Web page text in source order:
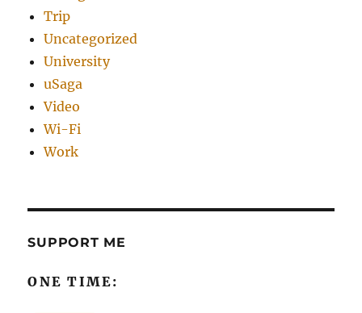
Trip
Uncategorized
University
uSaga
Video
Wi-Fi
Work
SUPPORT ME
ONE TIME: